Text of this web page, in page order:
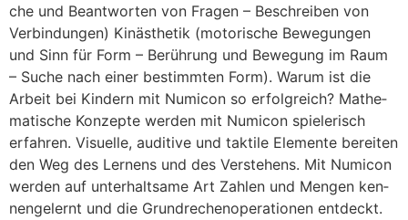
che und Beant­wor­ten von Fra­gen – Beschrei­ben von
Verbindungen) Kin­äs­the­tik (moto­ri­sche Bewe­gun­gen
und Sinn für Form – Berüh­rung und Bewe­gung im Raum
– Suche nach einer bestimm­ten Form). Warum ist die
Arbeit bei Kindern mit Numicon so erfolgreich? Mathe­
ma­ti­sche Kon­zep­te wer­den mit Numi­con spie­le­risch
erfah­ren. Visu­el­le, audi­tive und tak­ti­le Ele­men­te berei­ten
den Weg des Ler­nens und des Ver­ste­hens. Mit Numi­con
wer­den auf unter­halt­sa­me Art Zah­len und Men­gen ken­
nen­ge­lernt und die Grund­re­chen­ope­ra­tio­nen ent­deckt.